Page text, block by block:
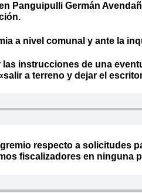
Panguipulli Germán
a nivel comunal y ante la
instrucciones de una
a terreno y dejar el
respecto a solicitudes
fiscalizadores en ninguna